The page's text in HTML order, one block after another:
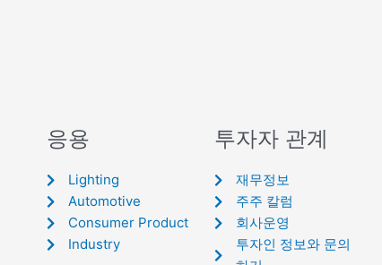
응용
Lighting
Automotive
Consumer Product
Industry
투자자 관계
재무정보
주주 칼럼
회사운영
투자인 정보와 문의